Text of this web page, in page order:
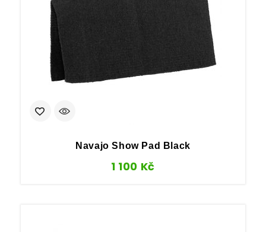
Navajo Show Pad Black
1 100 Kč